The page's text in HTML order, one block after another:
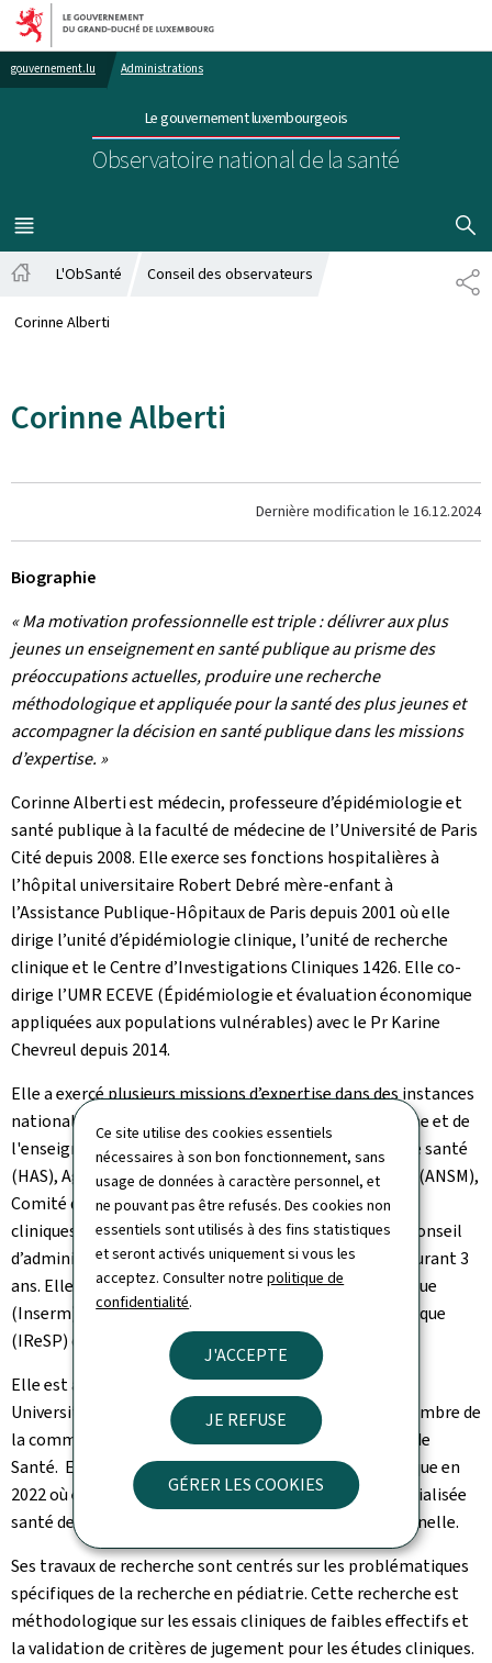
Ce site utilise des cookies essentiels
nécessaires à son bon fonctionnement, sans
usage de données à caractère personnel, et
ne pouvant pas être refusés. Des cookies non
essentiels sont utilisés à des fins statistiques
et seront activés uniquement si vous les
acceptez. Consulter notrepolitique de
confidentialité.
J'ACCEPTE
JE REFUSE
GÉRER LES COOKIES
Aller au menu principal
Aller au contenu
gouvernement.lu Administrations
Le gouvernement luxembourgeois
Observatoire national de la santé
MENU
PRINCIPAL
L'ObSanté Conseil des observateurs
Corinne Alberti
Corinne Alberti
Dernière modification le 16.12.2024
Biographie
« Ma motivation professionnelle est triple : délivrer aux plus
jeunes un enseignement en santé publique au prisme des
préoccupations actuelles, produire une recherche
méthodologique et appliquée pour la santé des plus jeunes et
accompagner la décision en santé publique dans les missions
d’expertise. »
Corinne Alberti est médecin, professeure d’épidémiologie et
santé publique à la faculté de médecine de l’Université de Paris
Cité depuis 2008. Elle exerce ses fonctions hospitalières à
l’hôpital universitaire Robert Debré mère-enfant à
l’Assistance Publique-Hôpitaux de Paris depuis 2001 où elle
dirige l’unité d’épidémiologie clinique, l’unité de recherche
clinique et le Centre d’Investigations Cliniques 1426. Elle co-
dirige l’UMR ECEVE (Épidémiologie et évaluation économique
appliquées aux populations vulnérables) avec le Pr Karine
Chevreul depuis 2014.
Elle a exercé plusieurs missions d’expertise dans des instances
nationales : Haut Conseil de l'évaluation de la recherche et de
l'enseignement supérieur (HCERES), Haute autorité de santé
(HAS), Agence nationale de la sécurité du médicament (ANSM),
Comité d'orientation stratégique et de suivi des essais
cliniques (COSSEC) de l’Inserm. Elle a été membre du conseil
d’administration du Luxembourg Institute of Health durant 3
ans. Elle a dirigé l’Institut Thématique de Santé Publique
(Inserm) et l’Institut pour la Recherche en Santé Publique
(IReSP) de mars 2017 à mars 2020.
Elle est actuellement Secrétaire Générale du Collège
Universitaire des Enseignants en Santé Publique et membre de
la commission de la transparence à la Haute Autorité de
Santé. Elle a intégré le Haut Conseil de la Santé Publique en
2022 où elle est vice-présidente de la commission spécialisée
santé des enfants et des jeunes / approche populationnelle.
Ses travaux de recherche sont centrés sur les problématiques
spécifiques de la recherche en pédiatrie. Cette recherche est
méthodologique sur les essais cliniques de faibles effectifs et
la validation de critères de jugement pour les études cliniques.